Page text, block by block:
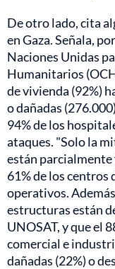
De otro lado, cita
en Gaza. Señala,
Naciones Unidas
Humanitarios
de vivienda (92%)
o dañadas
94% de los
ataques. "Solo la
están parcialmente
61% de los centros
operativos.
estructuras están
UNOSAT, y que el
comercial e
dañadas (22%) o